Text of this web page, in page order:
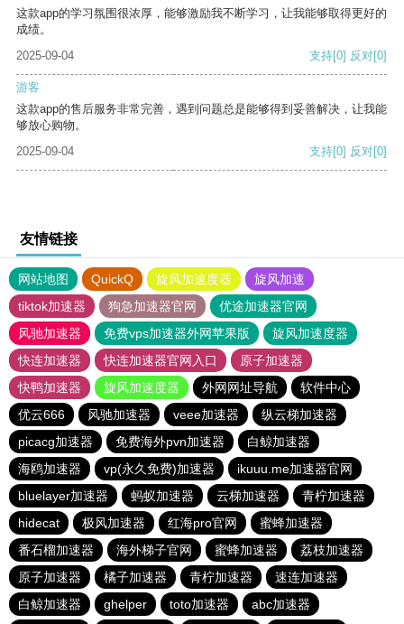
这款app的学习氛围很浓厚，能够激励我不断学习，让我能够取得更好的
成绩。
2025-09-04
支持[0] 反对[0]
游客
这款app的售后服务非常完善，遇到问题总是能够得到妥善解决，让我能
够放心购物。
2025-09-04
支持[0] 反对[0]
友情链接
网站地图 QuickQ 旋风加速度器
旋风加速
tiktok加速器
狗急加速器官网
优途加速器官网
风驰加速器
免费vps加速器外网苹果版
旋风加速度器
快连加速器
快连加速器官网入口
原子加速器
快鸭加速器
旋风加速度器 外网网址导航
软件中心
优云666
风驰加速器 veee加速器
纵云梯加速器
picacg加速器
免费海外pvn加速器
白鲸加速器
海鸥加速器
vp(永久免费)加速器
ikuuu.me加速器官网
bluelayer加速器
蚂蚁加速器 云梯加速器
青柠加速器
hidecat
极风加速器 红海pro官网
蜜蜂加速器
番石榴加速器
海外梯子官网 蜜蜂加速器
荔枝加速器
原子加速器
橘子加速器 青柠加速器
速连加速器
白鲸加速器
ghelper toto加速器 abc加速器